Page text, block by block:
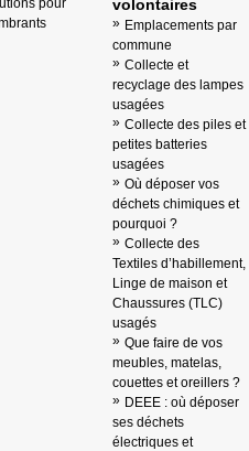
pour
volontaires
Emplacements par
commune
Collecte et
recyclage des lampes
usagées
Collecte des piles et
petites batteries
usagées
Où déposer vos
déchets chimiques et
pourquoi ?
Collecte des
Textiles d’habillement,
Linge de maison et
Chaussures (TLC)
usagés
Que faire de vos
meubles, matelas,
couettes et oreillers ?
DEEE : où déposer
ses déchets
électriques et